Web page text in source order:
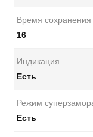
Время сохранения
16
Индикация
Есть
Режим
Есть